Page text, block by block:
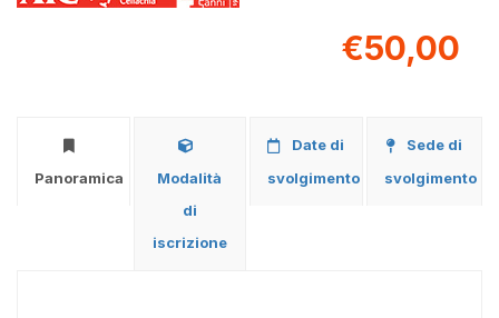
€50,00
Panoramica
Modalità
di
iscrizione
Date di
svolgimento
Sede di
svolgimento